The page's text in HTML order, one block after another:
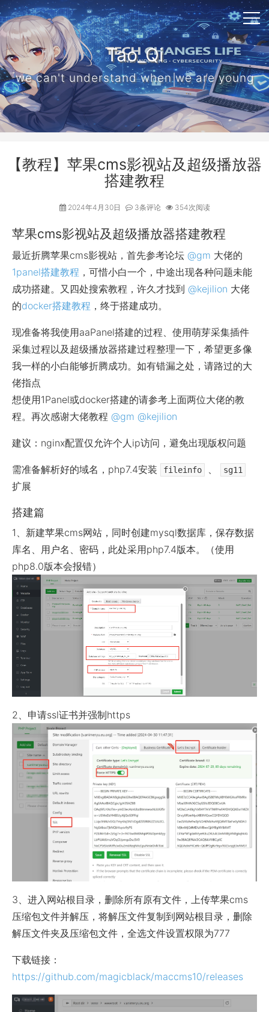
Tao_Qi
we can't understand when we are young
【教程】苹果cms影视站及超级播放器
搭建教程
2024年4月30日 3条评论 354次阅读
苹果cms影视站及超级播放器搭建教程
最近折腾苹果cms影视站，首先参考论坛 @gm 大佬的
1panel搭建教程 ，可惜小白一个，中途出现各种问题未能
成功搭建。又四处搜索教程，许久才找到 @kejilion 大佬
的docker搭建教程 ，终于搭建成功。
现准备将我使用aaPanel搭建的过程、使用萌芽采集插件
采集过程以及超级播放器搭建过程整理一下，希望更多像
我一样的小白能够折腾成功。如有错漏之处，请路过的大
佬指点
想使用1Panel或docker搭建的请参考上面两位大佬的教
程。再次感谢大佬教程 @gm @kejilion
建议：nginx配置仅允许个人ip访问，避免出现版权问题
需准备解析好的域名，php7.4安装 fileinfo 、 sg11
扩展
搭建篇
1、新建苹果cms网站，同时创建mysql数据库，保存数据
库名、用户名、密码，此处采用php7.4版本。（使用
php8.0版本会报错）
2、申请ssl证书并强制https
3、进入网站根目录，删除所有原有文件，上传苹果cms
压缩包文件并解压，将解压文件复制到网站根目录，删除
解压文件夹及压缩包文件，全选文件设置权限为777
下载链接：
https://github.com/magicblack/maccms10/releases